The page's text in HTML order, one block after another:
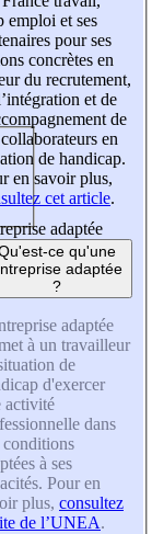
emploi et ses
pour ses
concrètes en
du recrutement,
et de
de
en
de handicap.
en savoir plus,
cet article.
adaptée
ce qu'une
adaptée
?
adaptée
à un travailleur
de
d'exercer
activité
dans
conditions
à ses
Pour en
plus, consultez
de l’UNEA.